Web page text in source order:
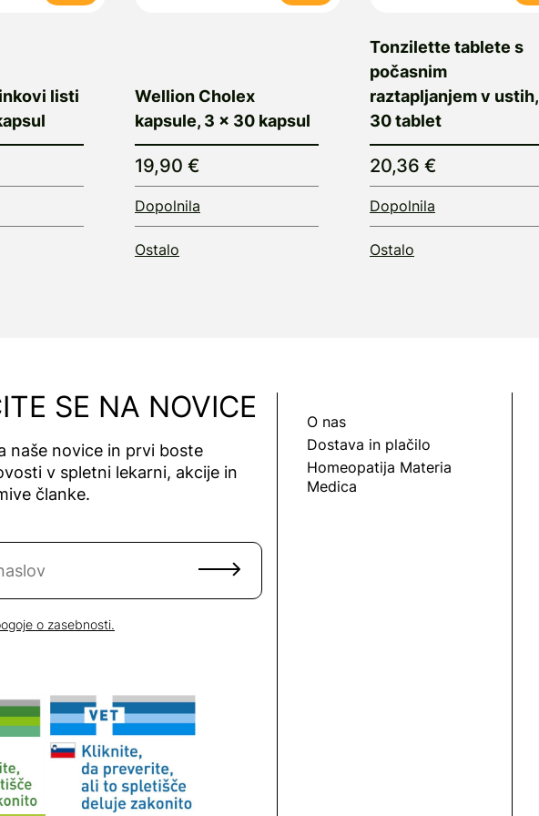
listi
Wellion Cholex
kapsule, 3 × 30 kapsul
19,90 €
Dopolnila
Ostalo
Tonzilette tablete s
počasnim
raztapljanjem v ustih,
30 tablet
20,36 €
Dopolnila
Ostalo
SE NA NOVICE
naše novice in prvi boste
v spletni lekarni, akcije in
članke.
novice
o zasebnosti.
O nas
Dostava in plačilo
Homeopatija Materia
Medica